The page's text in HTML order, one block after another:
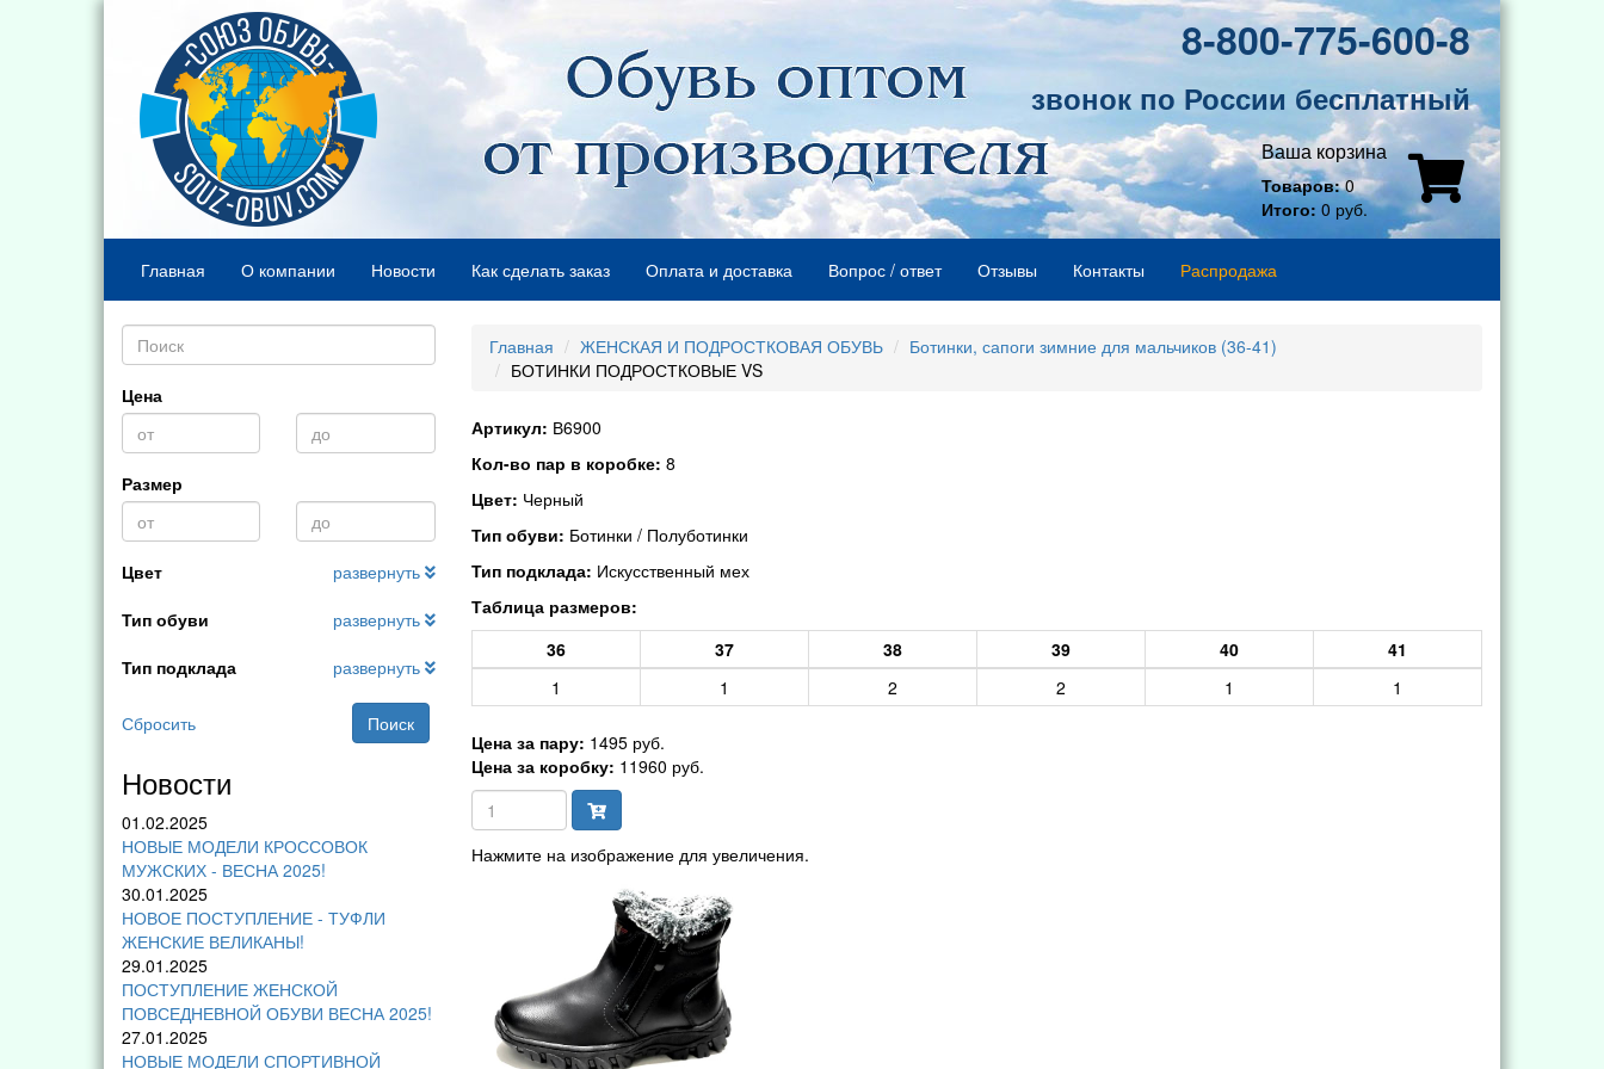
8-800-775-600-8
звонок по России бесплатный
Ваша корзина
Товаров:0
Итого: 0 руб.
Главная О компании Новости Как сделать заказ Оплата и доставка Вопрос / ответ Отзывы Контакты Распродажа
Цена
Размер
Цвет
развернуть
Тип обуви
развернуть
Тип подклада
развернуть
Сбросить Поиск
Новости
01.02.2025
НОВЫЕ МОДЕЛИ КРОССОВОК
МУЖСКИХ - ВЕСНА 2025!
30.01.2025
НОВОЕ ПОСТУПЛЕНИЕ - ТУФЛИ
ЖЕНСКИЕ ВЕЛИКАНЫ!
29.01.2025
ПОСТУПЛЕНИЕ ЖЕНСКОЙ
ПОВСЕДНЕВНОЙ ОБУВИ ВЕСНА 2025!
27.01.2025
НОВЫЕ МОДЕЛИ СПОРТИВНОЙ
Главная ЖЕНСКАЯ И ПОДРОСТКОВАЯ ОБУВЬ
Ботинки, сапоги зимние для мальчиков (36-41)
БОТИНКИ ПОДРОСТКОВЫЕ VS
Артикул: В6900
Кол-во пар в коробке: 8
Цвет: Черный
Тип обуви: Ботинки / Полуботинки
Тип подклада: Искусственный мех
Таблица размеров:
36
37 38 39 40
41
1
1 2 2 1 1
Цена за пару: 1495 руб.
Цена за коробку: 11960 руб.
Нажмите на изображение для увеличения.